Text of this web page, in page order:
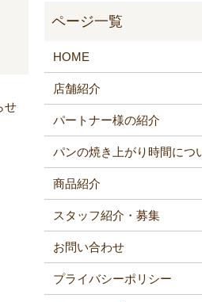
せ
HOME
店舗紹介
パートナー様の紹介
パンの焼き上がり時間につ
商品紹介
スタッフ紹介・募集
お問い合わせ
プライバシーポリシー